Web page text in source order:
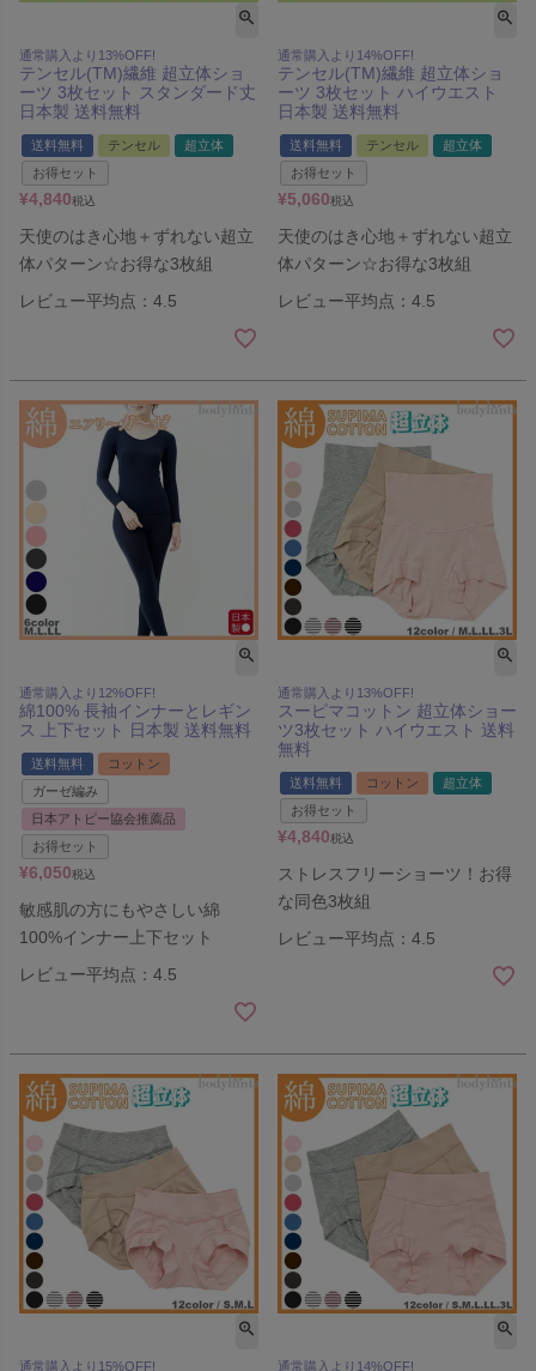
通常購入より13%OFF!
テンセル(TM)繊維 超立体ショ
ーツ 3枚セット スタンダード丈
日本製 送料無料
送料無料 テンセル
超立体
お得セット
¥4,840税込
天使のはき心地＋ずれない超立
体パターン☆お得な3枚組
レビュー平均点：4.5
通常購入より14%OFF!
テンセル(TM)繊維 超立体ショ
ーツ 3枚セット ハイウエスト
日本製 送料無料
送料無料 テンセル
超立体
お得セット
¥5,060税込
天使のはき心地＋ずれない超立
体パターン☆お得な3枚組
レビュー平均点：4.5
通常購入より12%OFF!
綿100% 長袖インナーとレギン
ス 上下セット 日本製 送料無料
送料無料
コットン
ガーゼ編み
日本アトピー協会推薦品
お得セット
¥6,050税込
敏感肌の方にもやさしい綿
100%インナー上下セット
レビュー平均点：4.5
通常購入より13%OFF!
スーピマコットン 超立体ショー
ツ3枚セット ハイウエスト 送料
無料
送料無料 コットン
超立体
お得セット
¥4,840税込
ストレスフリーショーツ！お得
な同色3枚組
レビュー平均点：4.5
通常購入より15%OFF! 通常購入より14%OFF!